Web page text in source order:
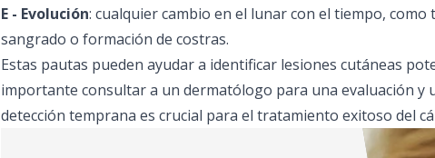
E - Evolución: cualquier cambio en el lunar con el tiempo,
sangrado o formación de costras.
Estas pautas pueden ayudar a identificar lesiones cutáneas
importante consultar a un dermatólogo para una evaluación y
detección temprana es crucial para el tratamiento exitoso del